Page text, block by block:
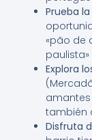
Prueba
«pão de
Explora
amantes
también
Disfruta